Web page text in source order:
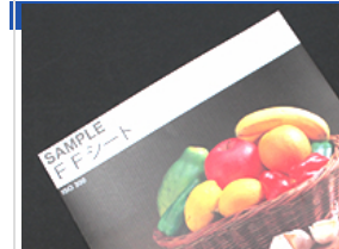
/ 17 選択中